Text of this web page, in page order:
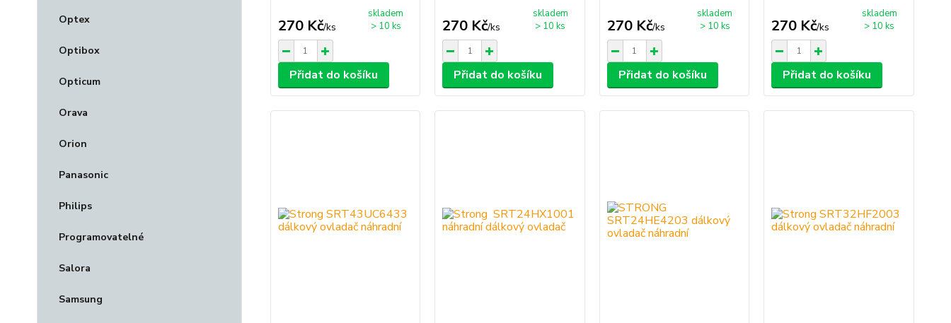
Optex
Optibox
Opticum
Orava
Orion
Panasonic
Philips
Programovatelné
Salora
Samsung
270 Kč/ks
skladem
> 10 ks
Přidat do košíku
270 Kč/ks
skladem
> 10 ks
Přidat do košíku
270 Kč/ks
skladem
> 10 ks
Přidat do košíku
270 Kč/ks
skladem
> 10 ks
Přidat do košíku